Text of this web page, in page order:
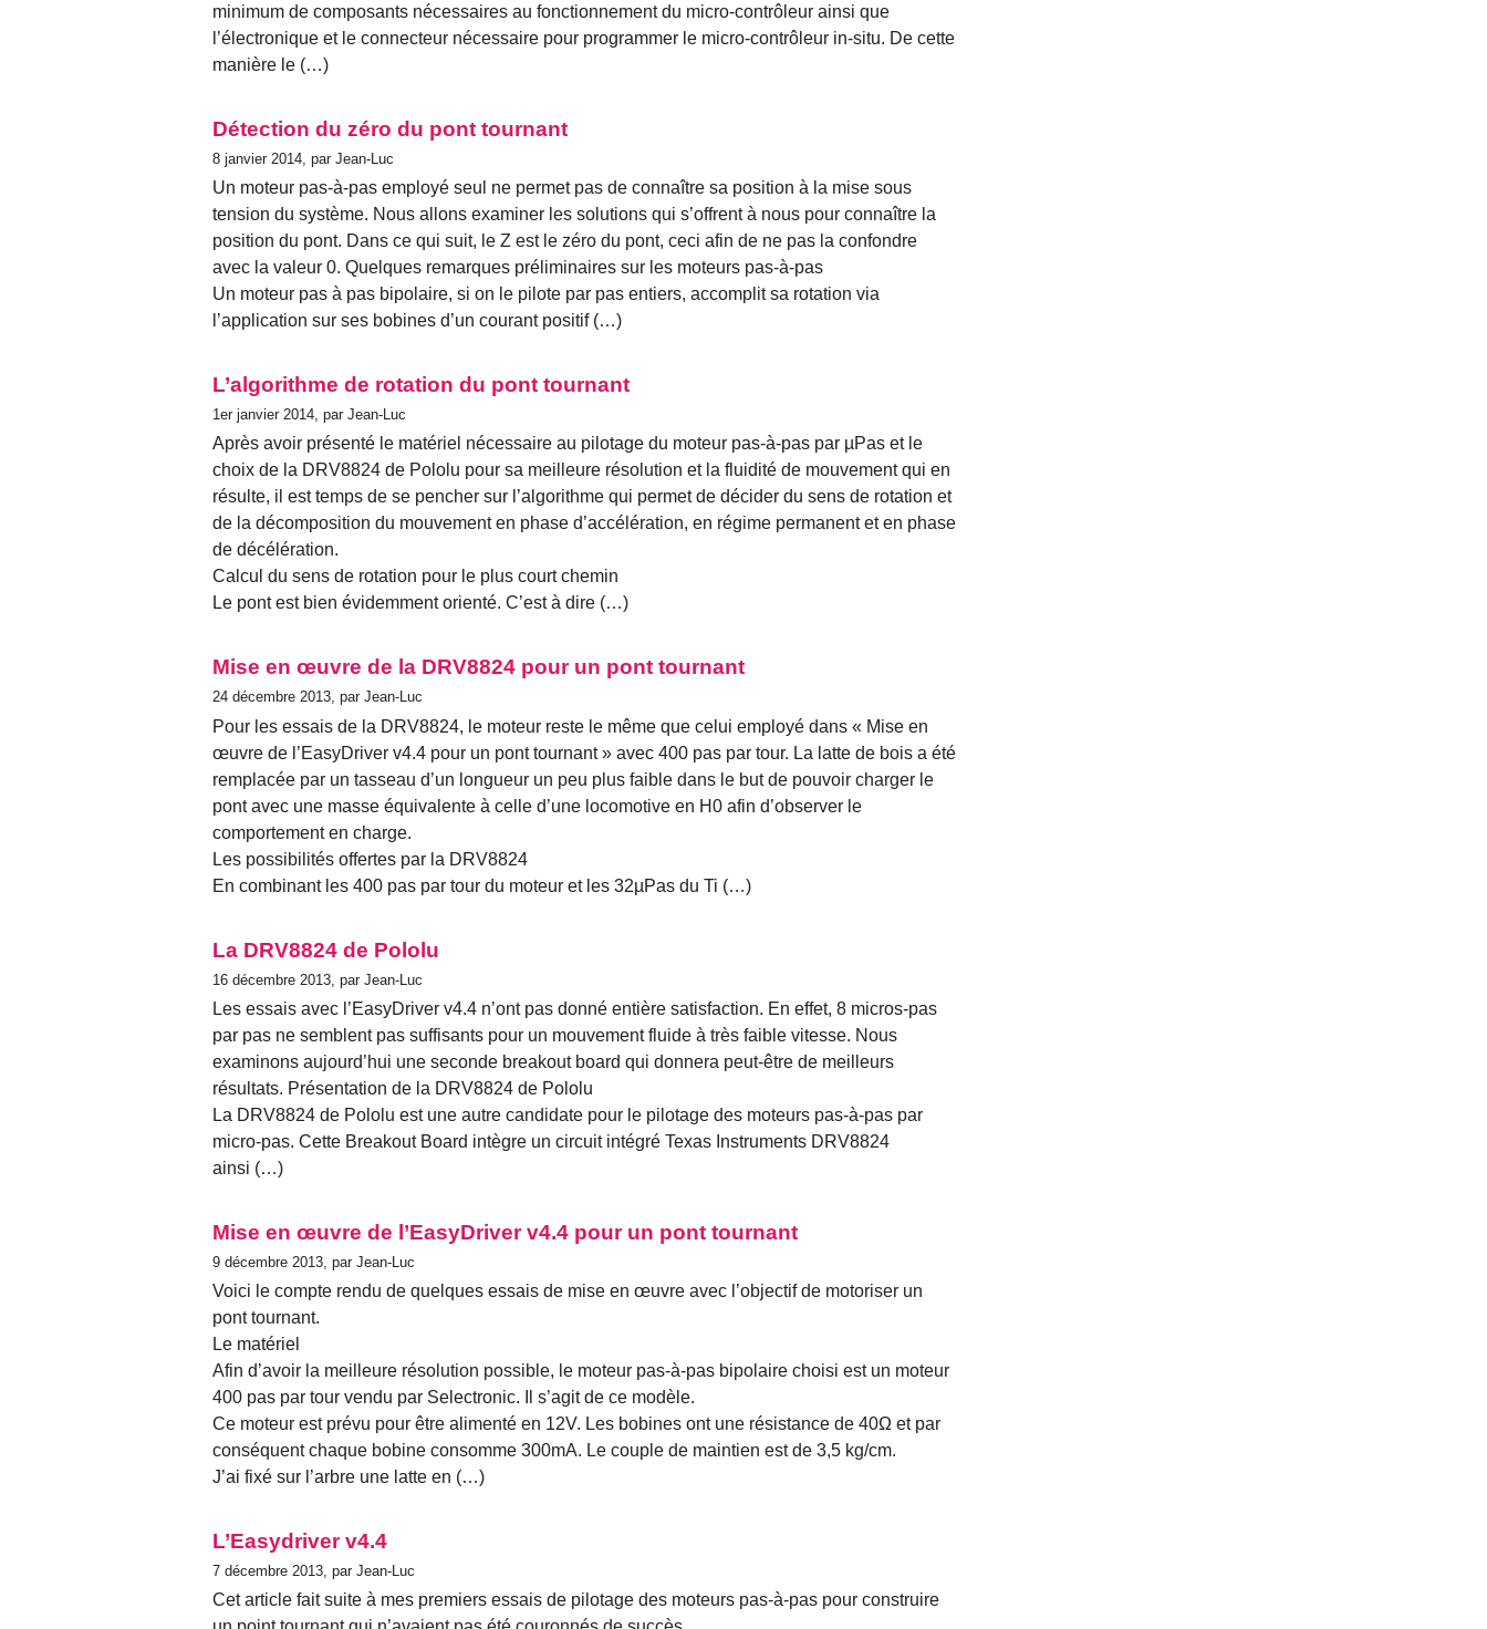
minimum de composants nécessaires au fonctionnement du micro-contrôleur ainsi que
l’électronique et le connecteur nécessaire pour programmer le micro-contrôleur in-situ. De cette
manière le (…)
Détection du zéro du pont tournant
8 janvier 2014, par Jean-Luc
Un moteur pas-à-pas employé seul ne permet pas de connaître sa position à la mise sous
tension du système. Nous allons examiner les solutions qui s’offrent à nous pour connaître la
position du pont. Dans ce qui suit, le Z est le zéro du pont, ceci afin de ne pas la confondre
avec la valeur 0. Quelques remarques préliminaires sur les moteurs pas-à-pas
Un moteur pas à pas bipolaire, si on le pilote par pas entiers, accomplit sa rotation via
l’application sur ses bobines d’un courant positif (…)
L’algorithme de rotation du pont tournant
1er janvier 2014, par Jean-Luc
Après avoir présenté le matériel nécessaire au pilotage du moteur pas-à-pas par µPas et le
choix de la DRV8824 de Pololu pour sa meilleure résolution et la fluidité de mouvement qui en
résulte, il est temps de se pencher sur l’algorithme qui permet de décider du sens de rotation et
de la décomposition du mouvement en phase d’accélération, en régime permanent et en phase
de décélération.
Calcul du sens de rotation pour le plus court chemin
Le pont est bien évidemment orienté. C’est à dire (…)
Mise en œuvre de la DRV8824 pour un pont tournant
24 décembre 2013, par Jean-Luc
Pour les essais de la DRV8824, le moteur reste le même que celui employé dans « Mise en
œuvre de l’EasyDriver v4.4 pour un pont tournant » avec 400 pas par tour. La latte de bois a été
remplacée par un tasseau d’un longueur un peu plus faible dans le but de pouvoir charger le
pont avec une masse équivalente à celle d’une locomotive en H0 afin d’observer le
comportement en charge.
Les possibilités offertes par la DRV8824
En combinant les 400 pas par tour du moteur et les 32µPas du Ti (…)
La DRV8824 de Pololu
16 décembre 2013, par Jean-Luc
Les essais avec l’EasyDriver v4.4 n’ont pas donné entière satisfaction. En effet, 8 micros-pas
par pas ne semblent pas suffisants pour un mouvement fluide à très faible vitesse. Nous
examinons aujourd’hui une seconde breakout board qui donnera peut-être de meilleurs
résultats. Présentation de la DRV8824 de Pololu
La DRV8824 de Pololu est une autre candidate pour le pilotage des moteurs pas-à-pas par
micro-pas. Cette Breakout Board intègre un circuit intégré Texas Instruments DRV8824
ainsi (…)
Mise en œuvre de l’EasyDriver v4.4 pour un pont tournant
9 décembre 2013, par Jean-Luc
Voici le compte rendu de quelques essais de mise en œuvre avec l’objectif de motoriser un
pont tournant.
Le matériel
Afin d’avoir la meilleure résolution possible, le moteur pas-à-pas bipolaire choisi est un moteur
400 pas par tour vendu par Selectronic. Il s’agit de ce modèle.
Ce moteur est prévu pour être alimenté en 12V. Les bobines ont une résistance de 40Ω et par
conséquent chaque bobine consomme 300mA. Le couple de maintien est de 3,5 kg/cm.
J’ai fixé sur l’arbre une latte en (…)
L’Easydriver v4.4
7 décembre 2013, par Jean-Luc
Cet article fait suite à mes premiers essais de pilotage des moteurs pas-à-pas pour construire